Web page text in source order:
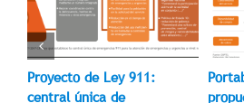
Proyecto de Ley 911:
central única de